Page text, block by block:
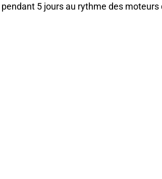
5 jours au rythme des moteurs